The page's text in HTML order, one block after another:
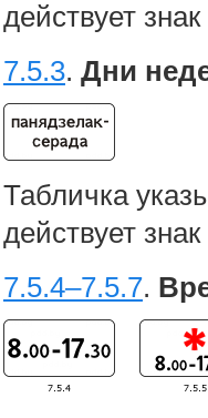
действует знак
7.5.3. Дни
Табличка
действует знак
7.5.4–7.5.7.